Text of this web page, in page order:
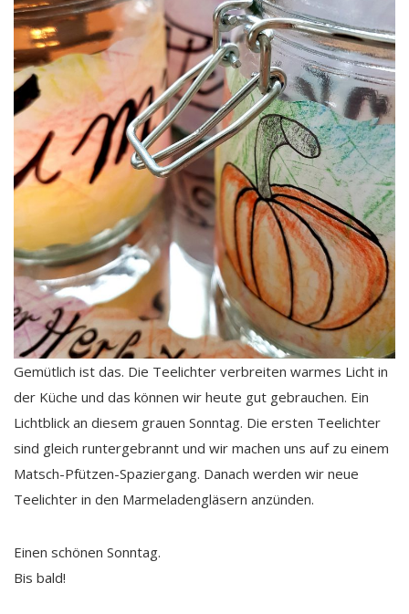
Gemütlich ist das. Die Teelichter verbreiten warmes Licht in
der Küche und das können wir heute gut gebrauchen. Ein
Lichtblick an diesem grauen Sonntag. Die ersten Teelichter
sind gleich runtergebrannt und wir machen uns auf zu einem
Matsch-Pfützen-Spaziergang. Danach werden wir neue
Teelichter in den Marmeladengläsern anzünden.
Einen schönen Sonntag.
Bis bald!